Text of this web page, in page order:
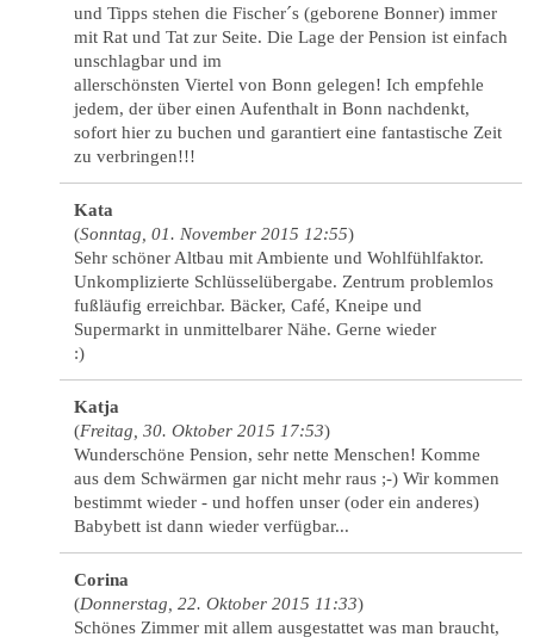
und Tipps stehen die Fischer´s (geborene Bonner) immer
mit Rat und Tat zur Seite. Die Lage der Pension ist einfach
unschlagbar und im
allerschönsten Viertel von Bonn gelegen! Ich empfehle
jedem, der über einen Aufenthalt in Bonn nachdenkt,
sofort hier zu buchen und garantiert eine fantastische Zeit
zu verbringen!!!
Kata
(Sonntag, 01. November 2015 12:55)
Sehr schöner Altbau mit Ambiente und Wohlfühlfaktor.
Unkomplizierte Schlüsselübergabe. Zentrum problemlos
fußläufig erreichbar. Bäcker, Café, Kneipe und
Supermarkt in unmittelbarer Nähe. Gerne wieder
:)
Katja
(Freitag, 30. Oktober 2015 17:53)
Wunderschöne Pension, sehr nette Menschen! Komme
aus dem Schwärmen gar nicht mehr raus ;-) Wir kommen
bestimmt wieder - und hoffen unser (oder ein anderes)
Babybett ist dann wieder verfügbar...
Corina
(Donnerstag, 22. Oktober 2015 11:33)
Schönes Zimmer mit allem ausgestattet was man braucht,